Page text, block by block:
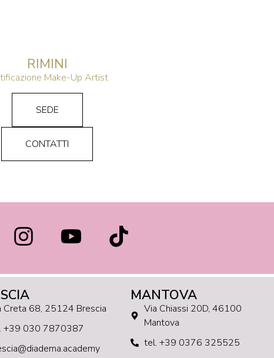
RIMINI
Make-Up Artist
SEDE
CONTATTI
Creta 68, 25124 Brescia
+39 030 7870387
MANTOVA
Via Chiassi 20D, 46100
Mantova
tel. +39 0376 325525